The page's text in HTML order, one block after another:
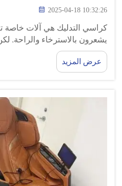
2025-04-18 10:32:26
كراسي التدليك هي آلات خاصة
يشعرون بالاسترخاء والراحة.
التدليك أن يقدم لك نفس
يقدمها من خلال التدليك؟ (هذا
استكشفوا ما إذا كان...
عرض المزيد